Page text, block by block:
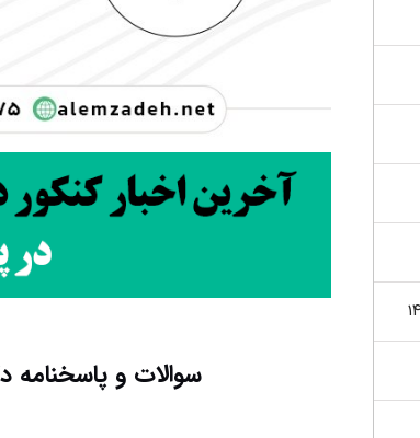
سوالات و پاسخنامه